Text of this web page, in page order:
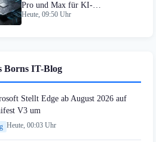
Pro und Max für KI-
Beschleunigung
Heute, 09:50 Uhr
Borns IT-Blog
Stellt Edge ab August 2026 auf
V3 um
Heute, 00:03 Uhr